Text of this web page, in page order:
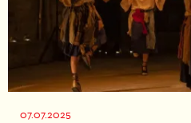
07.07.2025